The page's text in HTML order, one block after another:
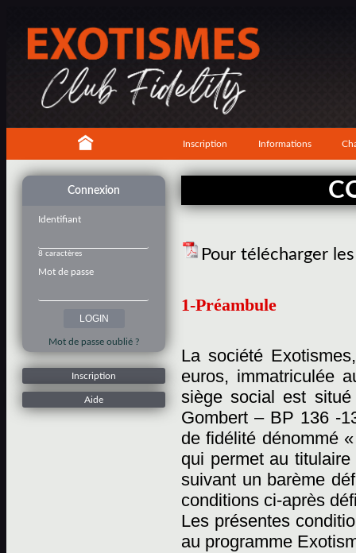
Inscription Informations
Connexion
Identifiant
8 caractères
Mot de passe
Mot de passe oublié ?
Inscription
Aide
Pour télécharger
1-Préambule
La société
euros, immatriculée
siège social est
Gombert – BP 136 -
de fidélité dénommé
qui permet au
suivant un barème
conditions ci-après
Les présentes
au programme